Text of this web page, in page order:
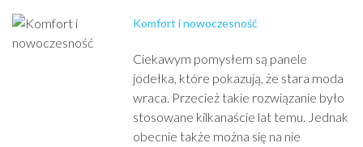
Komfort i nowoczesność
Ciekawym pomysłem są panele
jodełka, które pokazują, że stara moda
wraca. Przecież takie rozwiązanie było
stosowane kilkanaście lat temu. Jednak
obecnie także można się na nie